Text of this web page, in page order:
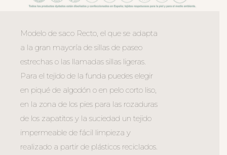
Modelo de saco Recto, el que se adapta
a la gran mayoría de sillas de paseo
estrechas o las llamadas sillas ligeras.
Para el tejido de la funda puedes elegir
en piqué de algodón o en pelo corto liso,
en la zona de los pies para las rozaduras
de los zapatitos y la suciedad un tejido
impermeable de fácil limpieza y
realizado a partir de plásticos reciclados.